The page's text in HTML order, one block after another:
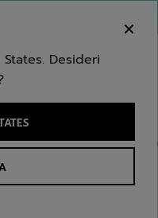
numero di un articolo
Desideri